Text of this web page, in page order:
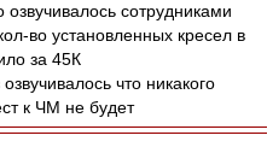
сотрудниками
во установленных кресел в
за 45К
что никакого
к ЧМ не будет